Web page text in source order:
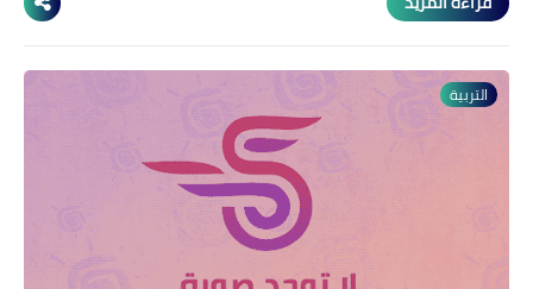
التربية